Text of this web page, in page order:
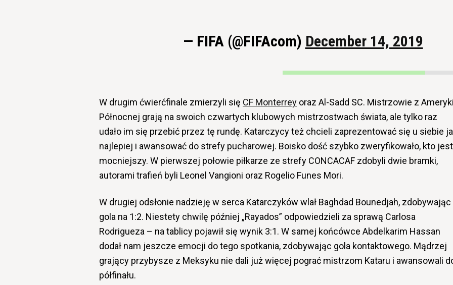
— FIFA (@FIFAcom) December 14, 2019
W drugim ćwierćfinale zmierzyli się CF Monterrey oraz Al-Sadd SC. Mistrzowie z Ameryki
Północnej grają na swoich czwartych klubowych mistrzostwach świata, ale tylko raz
udało im się przebić przez tę rundę. Katarczycy też chcieli zaprezentować się u siebie
najlepiej i awansować do strefy pucharowej. Boisko dość szybko zweryfikowało, kto jest
mocniejszy. W pierwszej połowie piłkarze ze strefy CONCACAF zdobyli dwie bramki,
autorami trafień byli Leonel Vangioni oraz Rogelio Funes Mori.
W drugiej odsłonie nadzieję w serca Katarczyków wlał Baghdad Bounedjah, zdobywając
gola na 1:2. Niestety chwilę później „Rayados” odpowiedzieli za sprawą Carlosa
Rodrigueza – na tablicy pojawił się wynik 3:1. W samej końcówce Abdelkarim Hassan
dodał nam jeszcze emocji do tego spotkania, zdobywając gola kontaktowego. Mądrzej
grający przybysze z Meksyku nie dali już więcej pograć mistrzom Kataru i awansowali
półfinału.